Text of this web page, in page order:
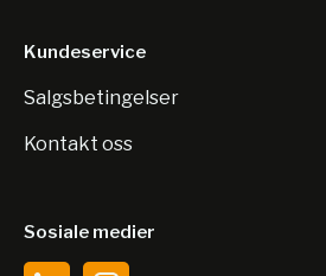
Kundeservice
Salgsbetingelser
Kontakt oss
Sosiale medier